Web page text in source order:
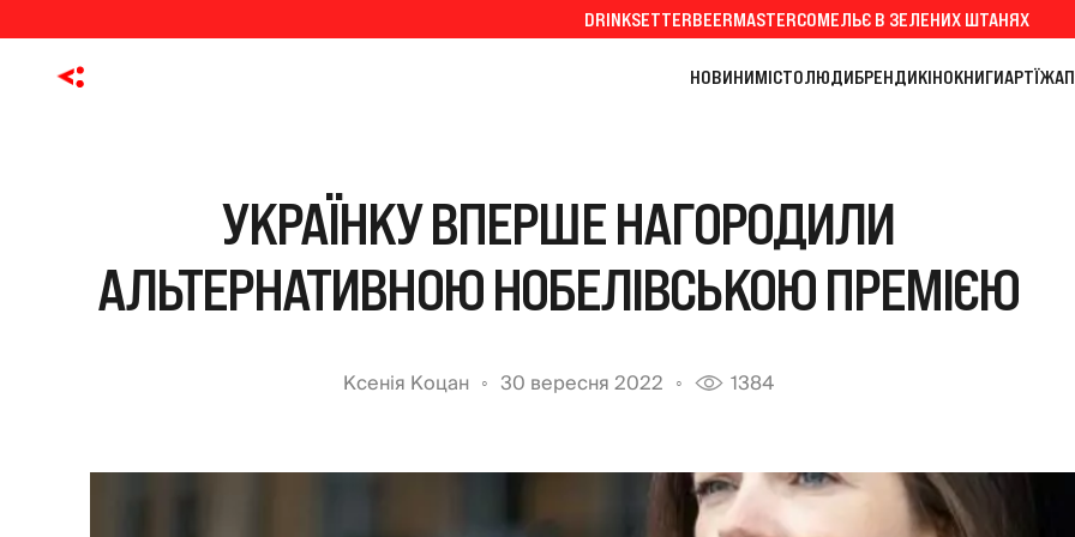
DRINKSETTERBEERMASTERСОМЕЛЬЄ В ЗЕЛЕНИХ ШТАНЯХ
НОВИНИМІСТОЛЮДИБРЕНДИКІНОКНИГИАРТЇЖА
УКРАЇНКУ ВПЕРШЕ НАГОРОДИЛИ
АЛЬТЕРНАТИВНОЮ НОБЕЛІВСЬКОЮ ПРЕМІЄЮ
Ксенія Коцан 30 вересня 2022 1384